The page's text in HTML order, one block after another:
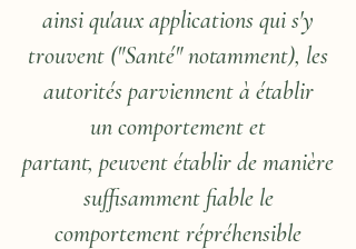
ainsi qu'aux applications qui s'y
trouvent ("Santé" notamment), les
autorités parviennent à établir
uncomportement et
partant, peuvent établir de manière
suffisammentfiable le
comportement répréhensible